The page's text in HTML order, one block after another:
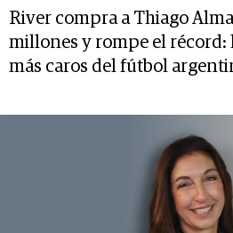
River compra a Thiago
millones y rompe el récord:
más caros del fútbol